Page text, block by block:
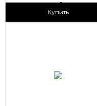
2
Купить